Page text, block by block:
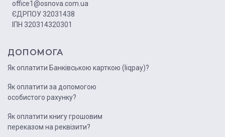
office1@osnova.com.ua
ЄДРПОУ 32031438
ІПН 320314320301
ДОПОМОГА
Як оплатити Банківською карткою (liqpay)?
Як оплатити за допомогою
особистого рахунку?
Як оплатити книгу грошовим
переказом на реквізити?